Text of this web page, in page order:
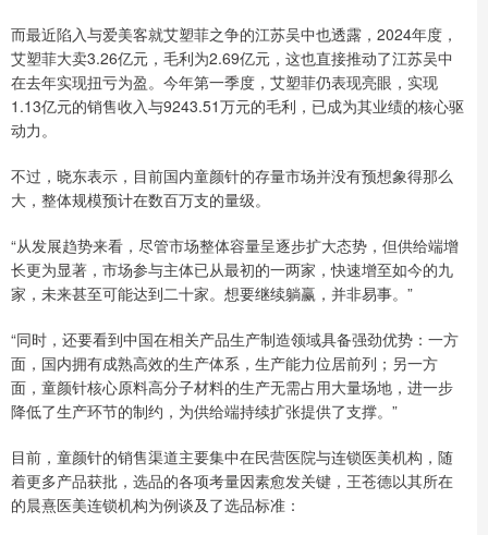
而最近陷入与爱美客就艾塑菲之争的江苏吴中也透露，2024年度，
艾塑菲大卖3.26亿元，毛利为2.69亿元，这也直接推动了江苏吴中
在去年实现扭亏为盈。今年第一季度，艾塑菲仍表现亮眼，实现
1.13亿元的销售收入与9243.51万元的毛利，已成为其业绩的核心驱
动力。
不过，晓东表示，目前国内童颜针的存量市场并没有预想象得那么
大，整体规模预计在数百万支的量级。
“从发展趋势来看，尽管市场整体容量呈逐步扩大态势，但供给端增
长更为显著，市场参与主体已从最初的一两家，快速增至如今的九
家，未来甚至可能达到二十家。想要继续躺赢，并非易事。”
“同时，还要看到中国在相关产品生产制造领域具备强劲优势：一方
面，国内拥有成熟高效的生产体系，生产能力位居前列；另一方
面，童颜针核心原料高分子材料的生产无需占用大量场地，进一步
降低了生产环节的制约，为供给端持续扩张提供了支撑。”
目前，童颜针的销售渠道主要集中在民营医院与连锁医美机构，随
着更多产品获批，选品的各项考量因素愈发关键，王苍德以其所在
的晨熹医美连锁机构为例谈及了选品标准：